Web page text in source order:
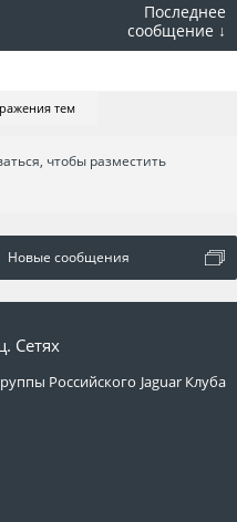
Последнее
сообщение ↓
тем
чтобы разместить
Новые сообщения
Сетях
Российского Jaguar Клуба